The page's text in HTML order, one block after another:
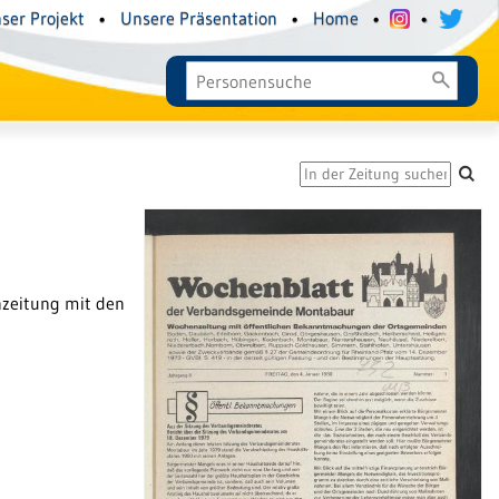
Projekt • Unsere Präsentation • Home • •
mit den